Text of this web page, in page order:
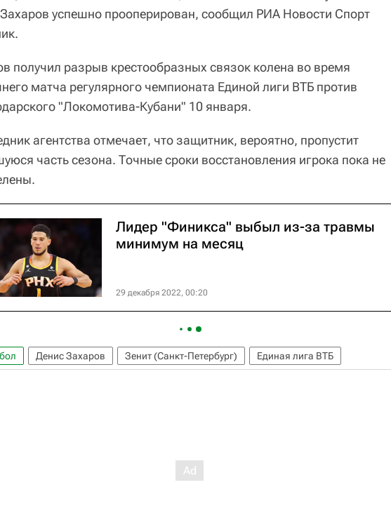
успешно прооперирован, сообщил РИА Новости Спорт
получил разрыв крестообразных связок колена во время
матча регулярного чемпионата Единой лиги ВТБ против
"Локомотива‑Кубани" 10 января.
агентства отмечает, что защитник, вероятно, пропустит
часть сезона. Точные сроки восстановления игрока пока не
Лидер "Финикса" выбыл из-за травмы
минимум на месяц
29 декабря 2022, 00:20
Денис Захаров Зенит (Санкт-Петербург) Единая лига ВТБ